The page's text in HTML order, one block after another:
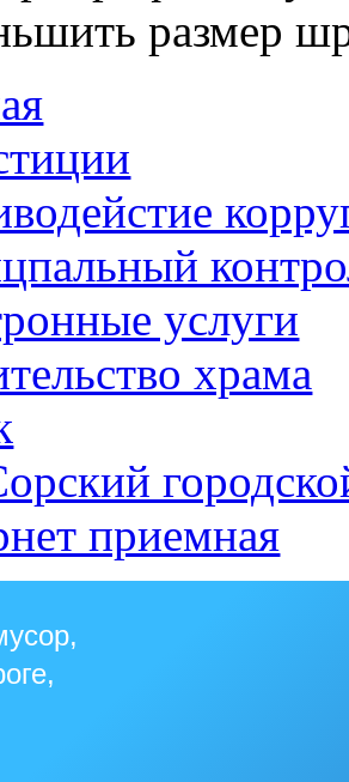
услуги
храма
приемная